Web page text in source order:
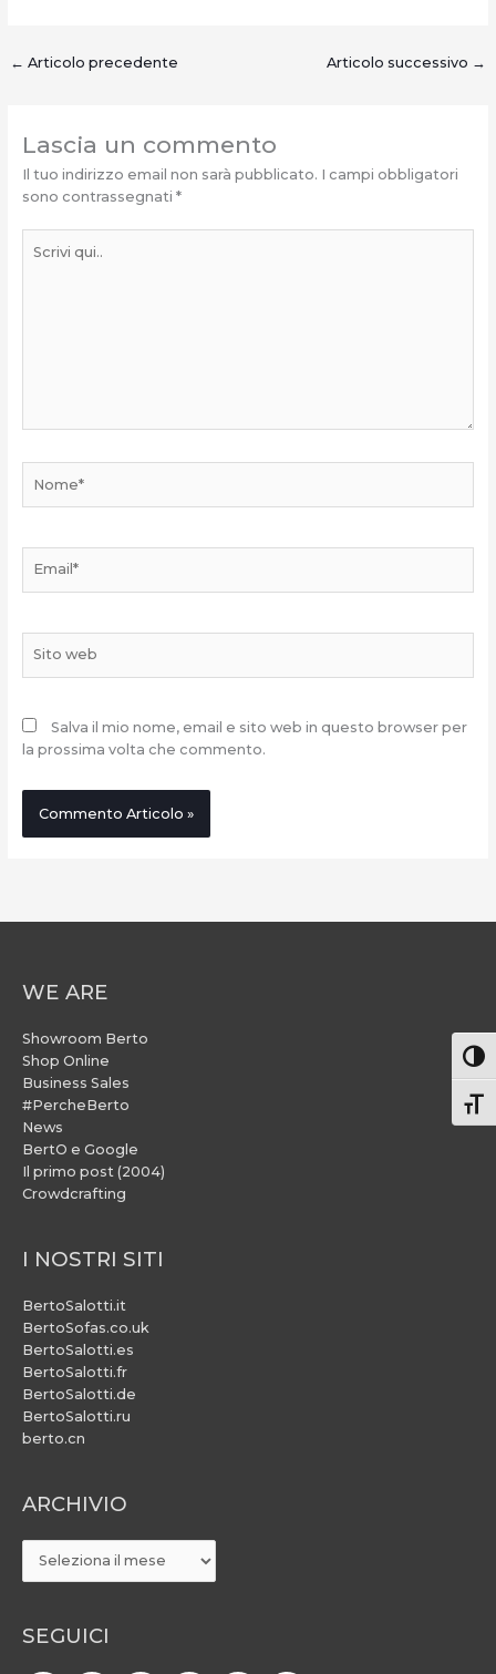
← Articolo precedente Articolo successivo →
Lascia un commento
Il tuo indirizzo email non sarà pubblicato. I campi obbligatori
sono contrassegnati *
qui..
web
Salva il mio nome, email e sito web in questo browser per
la prossima volta che commento.
WE ARE
Showroom Berto
Shop Online
Business Sales
#PercheBerto
News
BertO e Google
Il primo post (2004)
Crowdcrafting
I NOSTRI SITI
BertoSalotti.it
BertoSofas.co.uk
BertoSalotti.es
BertoSalotti.fr
BertoSalotti.de
BertoSalotti.ru
berto.cn
ARCHIVIO
ARCHIVIO
SEGUICI